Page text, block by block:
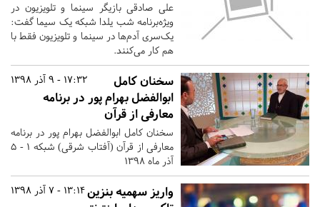
علی صادقی بازیگر سینما و تلویزیون در
ویژه‌برنامه شب یلدا شبکه یک سیما گفت:
یک‌سری آدم‌ها در سینما و تلویزیون فقط با
هم کار می‌کنند.
17:32 - 9 آذر 1398
سخنان کامل
ابوالفضل بهرام پور در برنامه
معارفی از قرآن
سخنان کامل ابوالفضل بهرام پور در برنامه
معارفی از قرآن (آفتاب شرقی) شبکه 1 - ۵
آذر ماه ۱۳۹۸
13:14 - 7 آذر 1398واریز سهمیه بنزین